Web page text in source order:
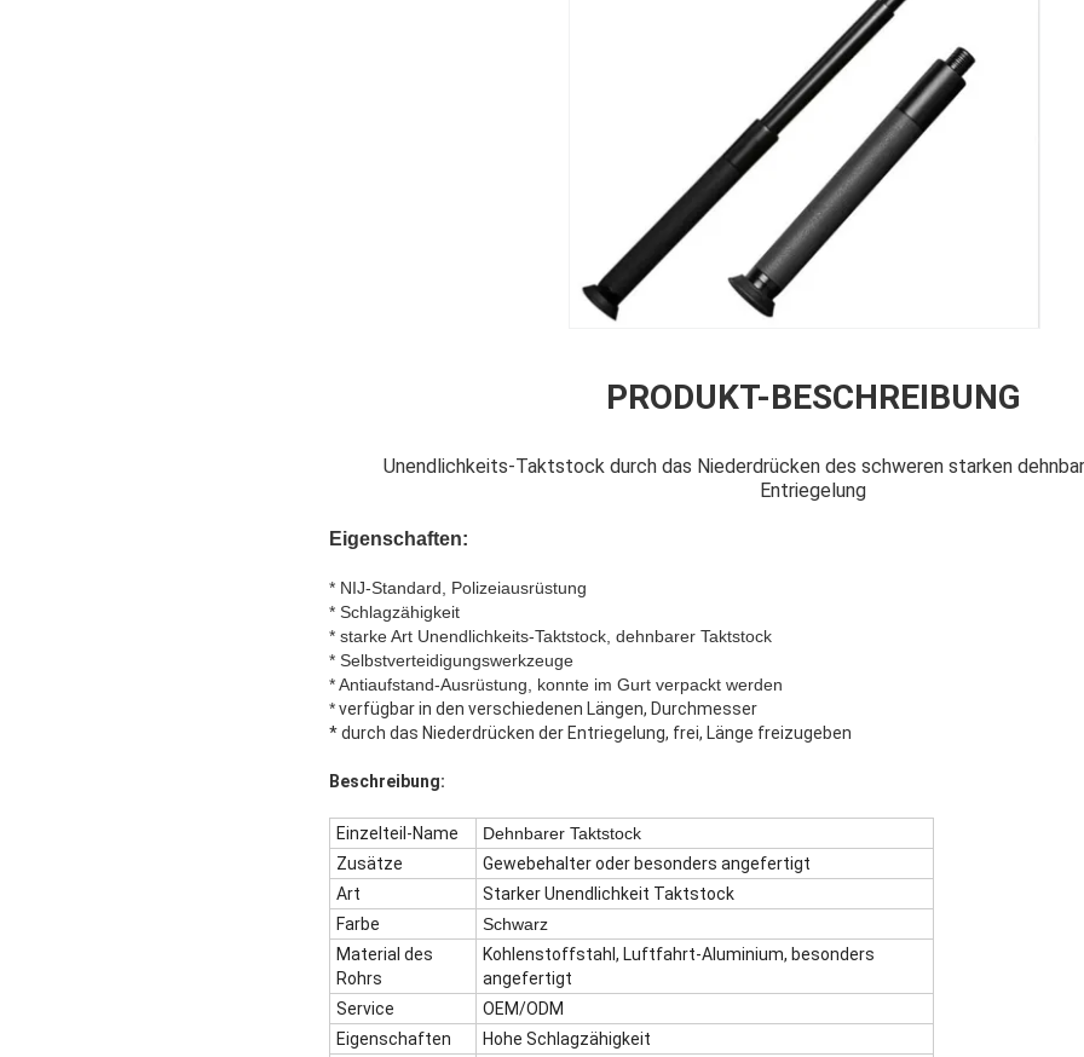
PRODUKT-BESCHREIBUNG
Unendlichkeits-Taktstock durch das Niederdrücken des schweren starken
Entriegelung
Eigenschaften:
* NIJ-Standard, Polizeiausrüstung
* Schlagzähigkeit
* starke Art Unendlichkeits-Taktstock, dehnbarer Taktstock
* Selbstverteidigungswerkzeuge
* Antiaufstand-Ausrüstung, konnte im Gurt verpackt werden
*verfügbar in den verschiedenen Längen, Durchmesser
* durch das Niederdrücken der Entriegelung, frei, Länge freizugeben
Beschreibung:
Einzelteil-Name
Dehnbarer Taktstock
Zusätze
Gewebehalter oder besonders angefertigt
Art
Starker Unendlichkeit Taktstock
Farbe
Schwarz
Material des
Rohrs
Kohlenstoffstahl, Luftfahrt-Aluminium, besonders
angefertigt
Service
OEM/ODM
Eigenschaften
Hohe Schlagzähigkeit